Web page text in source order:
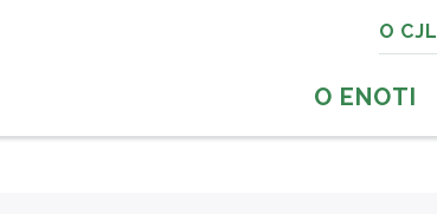
O CJL
O ENOTI